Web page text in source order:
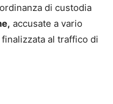
di custodia
accusate a vario
al traffico di